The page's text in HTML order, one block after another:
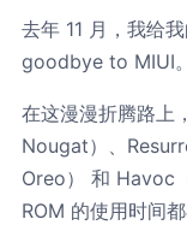
去年 11 月，我给
goodbye to MIUI。
在这漫漫折腾路上
Nougat）、
Oreo） 和 Havoc
ROM 的使用时间